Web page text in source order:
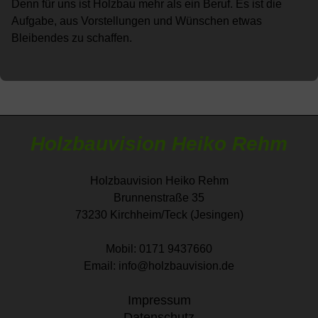
Denn für uns ist Holzbau mehr als ein Beruf. Es ist die
Aufgabe, aus Vorstellungen und Wünschen etwas
Bleibendes zu schaffen.
Holzbauvision Heiko Rehm
Holzbauvision Heiko Rehm
Brunnenstraße 35
73230 Kirchheim/Teck (Jesingen)
Mobil: 0171 9437660
Email: info@holzbauvision.de
Impressum